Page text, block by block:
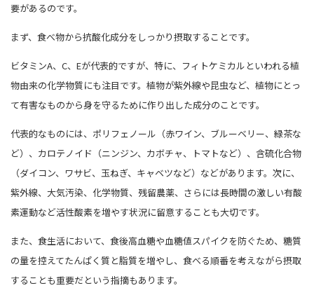
要があるのです。
まず、食べ物から抗酸化成分をしっかり摂取することです。
ビタミンA、C、Eが代表的ですが、特に、フィトケミカルといわれる植
物由来の化学物質にも注目です。植物が紫外線や昆虫など、植物にとっ
て有害なものから身を守るために作り出した成分のことです。
代表的なものには、ポリフェノール（赤ワイン、ブルーベリー、緑茶な
ど）、カロテノイド（ニンジン、カボチャ、トマトなど）、含硫化合物
（ダイコン、ワサビ、玉ねぎ、キャベツなど）などがあります。次に、
紫外線、大気汚染、化学物質、残留農薬、さらには長時間の激しい有酸
素運動など活性酸素を増やす状況に留意することも大切です。
また、食生活において、食後高血糖や血糖値スパイクを防ぐため、糖質
の量を控えてたんぱく質と脂質を増やし、食べる順番を考えながら摂取
することも重要だという指摘もあります。